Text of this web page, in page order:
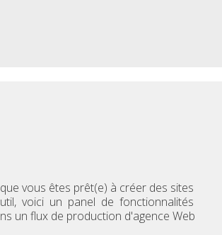
vous êtes prêt(e) à créer des sites
voici un panel de fonctionnalités
un flux de production d'agence Web